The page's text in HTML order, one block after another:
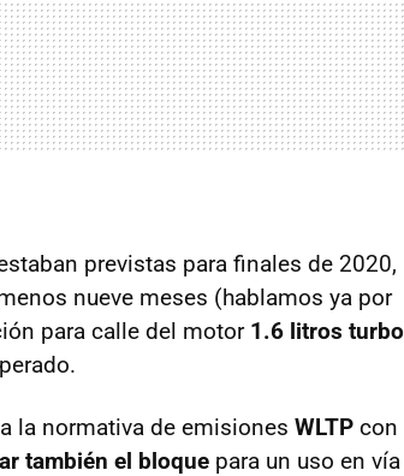
previstas para finales de 2020,
nueve meses (hablamos ya por
para calle del motor 1.6 litros turbo
la normativa de emisiones WLTP con
también el bloque para un uso en vía